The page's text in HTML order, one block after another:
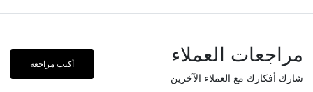
مراجعات العملاء
شارك أفكارك مع العملاء الآخرين
أكتب مراجعة